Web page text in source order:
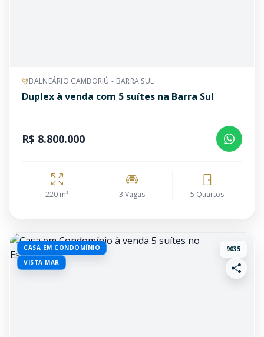
BALNEÁRIO CAMBORIÚ - BARRA SUL
Duplex à venda com 5 suítes na Barra Sul
R$ 8.800.000
220 m² 3 Vagas 5 Quartos
CASA EM CONDOMÍNIO
VISTA MAR
9035